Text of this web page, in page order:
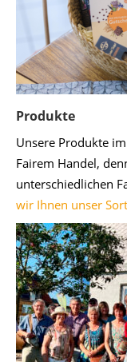
Produkte
Unsere Produkte
Fairem Handel,
unterschiedlichen
wir Ihnen unser